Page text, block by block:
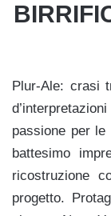
Plur-Ale: crasi
passione per le
battesimo
ricostruzione
progetto.